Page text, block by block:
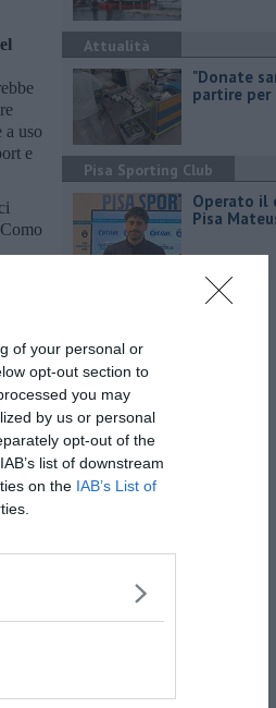
of your personal or
opt-out section to
you may
by us or personal
opt-out of the
list of downstream
on the IAB’s List of
a uso
e
–
Attualità
"Donate
partire per
Pisa Sporting Club
Operato il
Pisa